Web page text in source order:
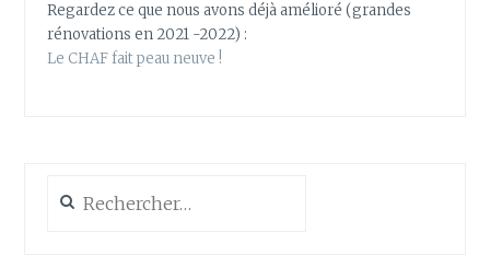
Regardez ce que nous avons déjà amélioré (grandes
rénovations en 2021 -2022) :
Le CHAF fait peau neuve !